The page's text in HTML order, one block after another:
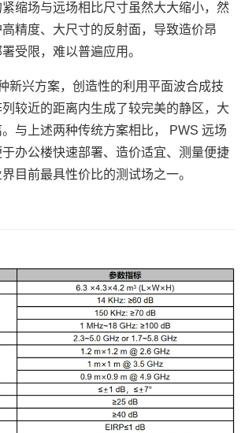
缩场与远场相比尺寸虽然大大缩小，然
精度、大尺寸的反射面，导致造价昂
受限，难以普遍应用。
新兴方案，创造性的利用平面波合成技
较近的距离内生成了较完美的静区，大
与上述两种传统方案相比， PWS 远场
办公楼快速部署、造价适宜、测量便捷
目前最具性价比的测试场之一。